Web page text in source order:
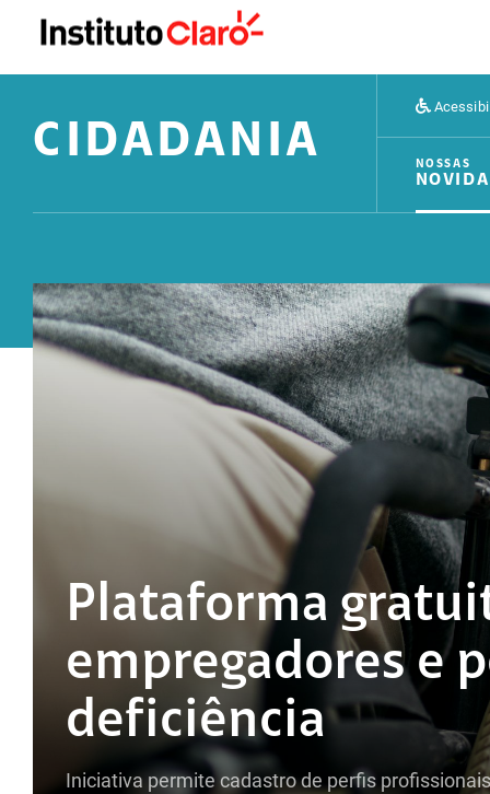
CIDADANIA NOSSAS
Plataforma
empregadores e
deficiência
Iniciativa permite cadastro de perfis